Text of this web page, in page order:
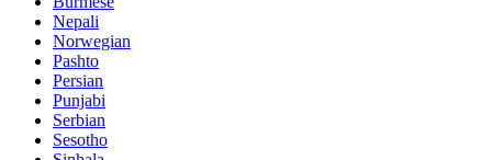
Nepali
Norwegian
Pashto
Persian
Punjabi
Serbian
Sesotho